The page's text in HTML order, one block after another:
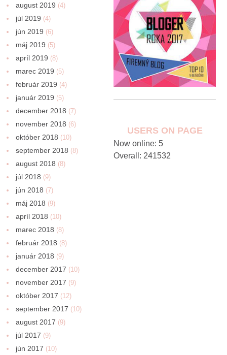
august 2019 (4)
júl 2019 (4)
jún 2019 (6)
máj 2019 (5)
apríl 2019 (8)
marec 2019 (5)
február 2019 (4)
január 2019 (5)
december 2018 (7)
november 2018 (6)
október 2018 (10)
september 2018 (8)
august 2018 (8)
júl 2018 (9)
jún 2018 (7)
máj 2018 (9)
apríl 2018 (10)
marec 2018 (8)
február 2018 (8)
január 2018 (9)
december 2017 (10)
november 2017 (9)
október 2017 (12)
september 2017 (10)
august 2017 (9)
júl 2017 (9)
jún 2017 (10)
USERS ON PAGE
Now online: 5
Overall: 241532